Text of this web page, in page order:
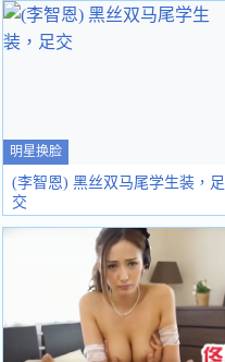
明星换脸
(李智恩) 黑丝双马尾学生装，足
交